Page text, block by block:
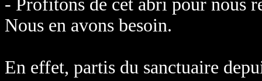
- Profitons de cet abri pour nous
Nous en avons besoin.
En effet, partis du sanctuaire